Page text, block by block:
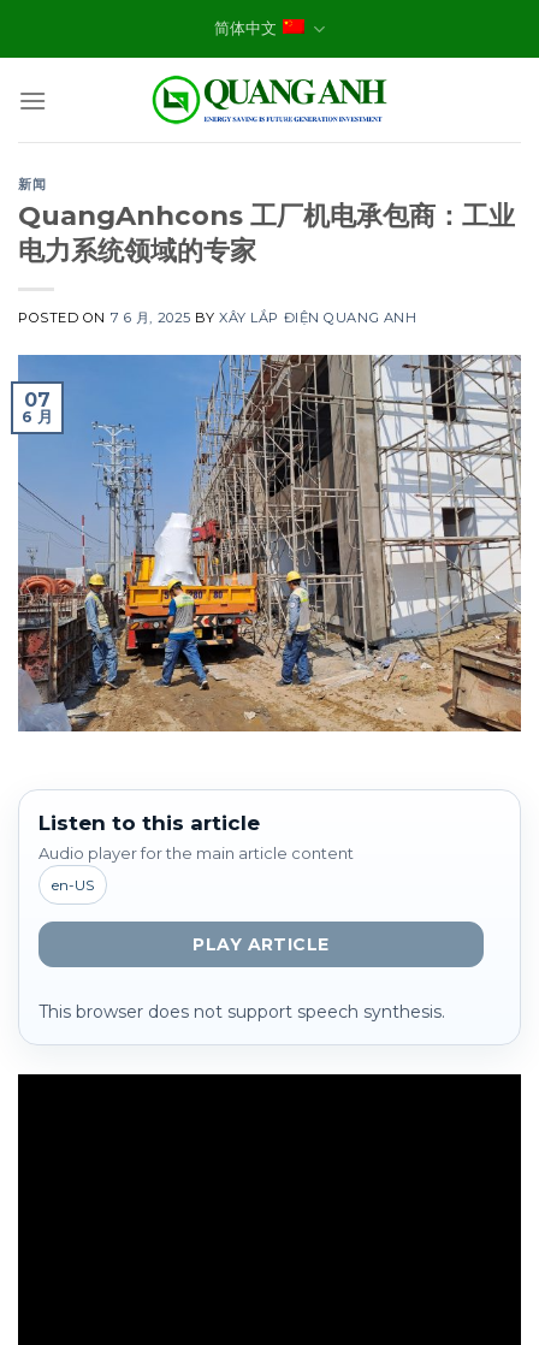
简体中文
新闻
QuangAnhcons 工厂机电承包商：工业
电力系统领域的专家
POSTED ON 7 6 月, 2025 BYXÂY LẮP ĐIỆN QUANG ANH
07
6 月
Listen to this article
Audio player for the main article content
en-US
PLAY ARTICLE
This browser does not support speech synthesis.